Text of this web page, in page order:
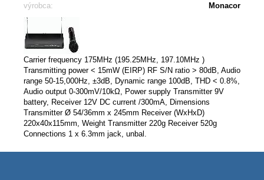
výrobca:
Monacor
Carrier frequency 175MHz (195.25MHz, 197.10MHz )
Transmitting power < 15mW (EIRP) RF S/N ratio > 80dB, Audio
range 50-15,000Hz, ±3dB, Dynamic range 100dB, THD < 0.8%,
Audio output 0-300mV/10kΩ, Power supply Transmitter 9V
battery, Receiver 12V DC current /300mA, Dimensions
Transmitter Ø 54/36mm x 245mm Receiver (WxHxD)
220x40x115mm, Weight Transmitter 220g Receiver 520g
Connections 1 x 6.3mm jack, unbal.